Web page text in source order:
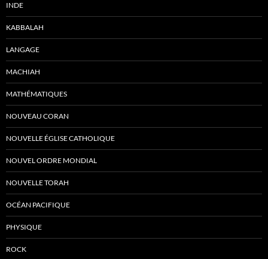
INDE
KABBALAH
LANGAGE
MACHIAH
MATHÉMATIQUES
NOUVEAU CORAN
NOUVELLE ÉGLISE CATHOLIQUE
NOUVEL ORDRE MONDIAL
NOUVELLE TORAH
OCÉAN PACIFIQUE
PHYSIQUE
ROCK